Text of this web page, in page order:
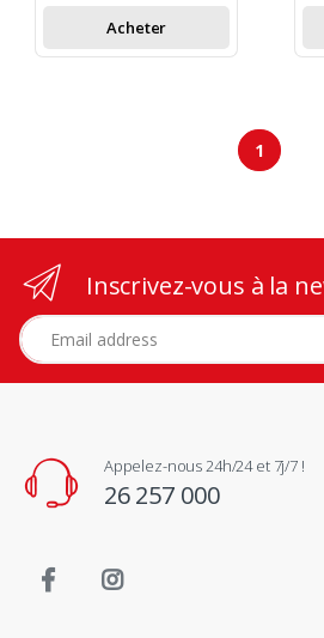
Acheter
1
Inscrivez-vous à la
Adresse e-mail
Appelez-nous 24h/24 et 7j/7 !
26 257 000